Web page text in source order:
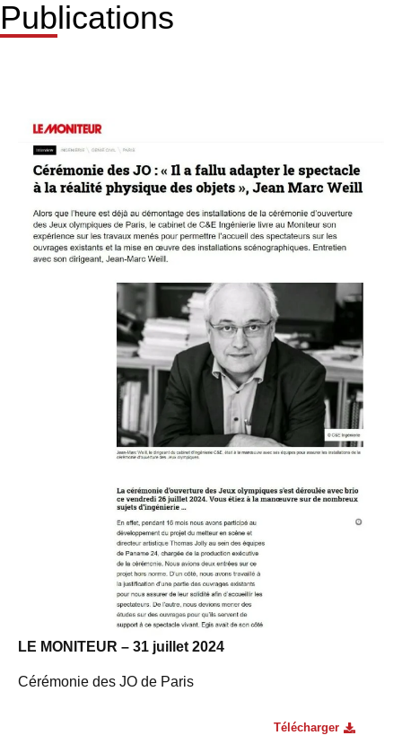
Publications
LE MONITEUR – 31 juillet 2024
Cérémonie des JO de Paris
Télécharger